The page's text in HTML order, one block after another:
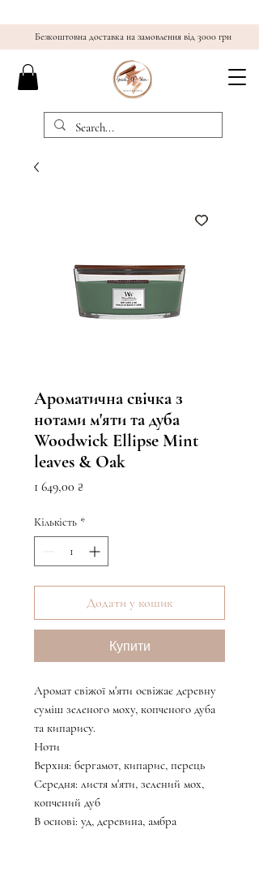
Безкоштовна доставка на замовлення від 3000 грн
Ароматична свічка з
нотами м'яти та дуба
Woodwick Ellipse Mint
leaves & Oak
1 649,00 ₴
Кількість *
Додати у кошик
Купити
Аромат свіжої м'яти освіжає деревну
суміш зеленого моху, копченого дуба
та кипарису.
Ноти
Верхня: бергамот, кипарис, перець
Середня: листя м'яти, зелений мох,
копчений дуб
В основі: уд, деревина, амбра